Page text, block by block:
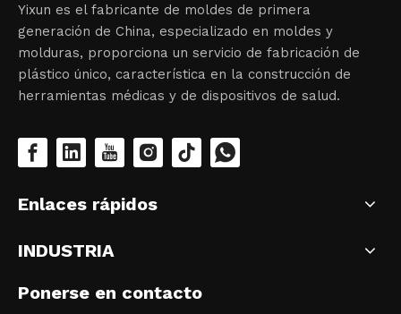
Yixun es el fabricante de moldes de primera
generación de China, especializado en moldes y
molduras, proporciona un servicio de fabricación de
plástico único, característica en la construcción de
herramientas médicas y de dispositivos de salud.
Enlaces rápidos
INDUSTRIA
Ponerse en contacto